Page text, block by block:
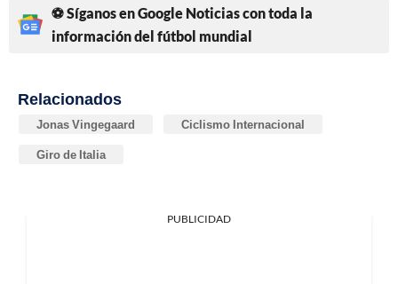
⚽ Síganos en Google Noticias con toda la
información del fútbol mundial
Relacionados
Jonas Vingegaard Ciclismo Internacional
Giro de Italia
PUBLICIDAD